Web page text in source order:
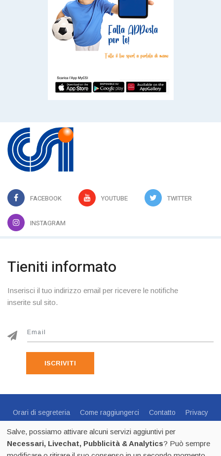
FACEBOOK YOUTUBE TWITTER
INSTAGRAM
Tieniti informato
Inserisci il tuo indirizzo email per ricevere le notifiche
inserite sul sito.
ISCRIVITI
Orari di segreteria Come raggiungerci Contatto
Privacy
Centro Sportivo Italiano Comitato di Trento - via C.Endrici, 20
Salve, possiamo attivare alcuni servizi aggiuntivi per
Necessari, Livechat, Pubblicità & Analytics? Può sempre